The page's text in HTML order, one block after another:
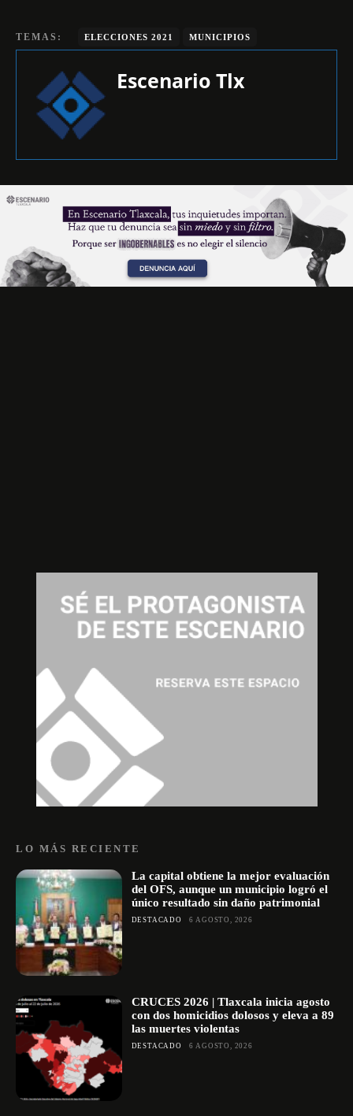
TEMAS: ELECCIONES 2021 MUNICIPIOS
Escenario Tlx
LO MÁS RECIENTE
La capital obtiene la mejor evaluación
del OFS, aunque un municipio logró el
único resultado sin daño patrimonial
DESTACADO 6 AGOSTO, 2026
CRUCES 2026 | Tlaxcala inicia agosto
con dos homicidios dolosos y eleva a 89
las muertes violentas
DESTACADO 6 AGOSTO, 2026